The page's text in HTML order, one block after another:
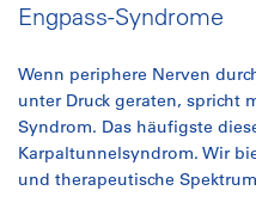
Engpass-Syndrome
Wenn periphere Nerven
unter Druck geraten, spricht
Syndrom. Das häufigste
Karpaltunnelsyndrom. Wir
und therapeutische